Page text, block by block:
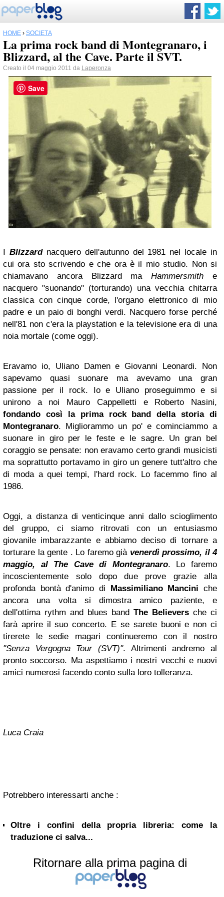
HOME › SOCIETÀ
La prima rock band di Montegranaro, i
Blizzard, al the Cave. Parte il SVT.
Creato il 04 maggio 2011 da Laperonza
I Blizzardnacquero dell'autunno del 1981 nel locale in
cui ora sto scrivendo e che ora è il mio studio. Non si
chiamavano ancora Blizzard maHammersmith e
nacquero "suonando" (torturando) una vecchia chitarra
classica con cinque corde, l'organo elettronico di mio
padre e un paio di bonghi verdi. Nacquero forse perché
nell'81 non c'era la playstation e la televisione era di una
noia mortale (come oggi).
Eravamo io, Uliano Damen e Giovanni Leonardi. Non
sapevamo quasi suonare ma avevamo una gran
passione per il rock. Io e Uliano proseguimmo e si
unirono a noi Mauro Cappelletti e Roberto Nasini,
fondando così la prima rock band della storia di
Montegranaro. Migliorammo un po' e cominciammo a
suonare in giro per le feste e le sagre. Un gran bel
coraggio se pensate: non eravamo certo grandi musicisti
ma soprattutto portavamo in giro un genere tutt'altro che
di moda a quei tempi, l'hard rock. Lo facemmo fino al
1986.
Oggi, a distanza di venticinque anni dallo scioglimento
del gruppo, ci siamo ritrovati con un entusiasmo
giovanile imbarazzante e abbiamo deciso di tornare a
torturare la gente . Lo faremo già venerdì prossimo, il 4
maggio, al The Cave di Montegranaro. Lo faremo
incoscientemente solo dopo due prove grazie alla
profonda bontà d'animo di Massimiliano Mancini che
ancora una volta si dimostra amico paziente, e
dell'ottima rythm and blues band The Believers che ci
farà aprire il suo concerto. E se sarete buoni e non ci
tirerete le sedie magari continueremo con il nostro
"Senza Vergogna Tour (SVT)". Altrimenti andremo al
pronto soccorso. Ma aspettiamo i nostri vecchi e nuovi
amici numerosi facendo conto sulla loro tolleranza.
Luca Craia
Potrebbero interessarti anche :
Oltre i confini della propria libreria: come la
traduzione ci salva...
Ritornare alla prima pagina di
Save